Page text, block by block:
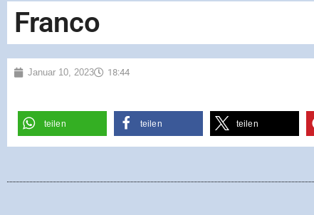
Franco
Januar 10, 2023 18:44
teilen teilen teilen